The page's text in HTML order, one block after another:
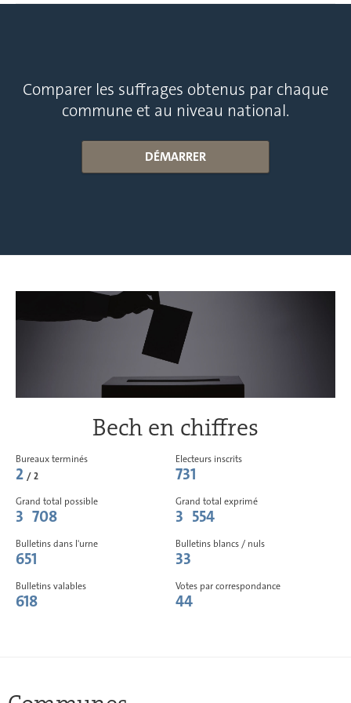
Comparer les suffrages obtenus par chaque
commune et au niveau national.
DÉMARRER
Bech en chiffres
Bureaux terminés
2 / 2
Electeurs inscrits
731
Grand total possible
3 708
Grand total exprimé
3 554
Bulletins dans l'urne
651
Bulletins blancs / nuls
33
Bulletins valables
618
Votes par correspondance
44